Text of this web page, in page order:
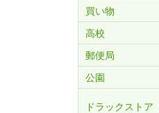
買い物
高校
郵便局
公園
ドラックストア